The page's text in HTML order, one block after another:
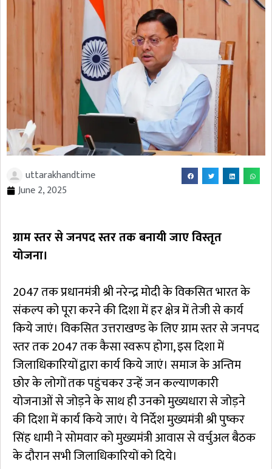
uttarakhandtime
June 2, 2025
ग्राम स्तर से जनपद स्तर तक बनायी जाए विस्तृत
योजना।
2047 तक प्रधानमंत्री श्री नरेन्द्र मोदी के विकसित भारत के
संकल्प को पूरा करने की दिशा में हर क्षेत्र में तेजी से कार्य
किये जाएं। विकसित उत्तराखण्ड के लिए ग्राम स्तर से जनपद
स्तर तक 2047 तक कैसा स्वरूप होगा, इस दिशा में
जिलाधिकारियों द्वारा कार्य किये जाएं। समाज के अन्तिम
छोर के लोगों तक पहुंचकर उन्हें जन कल्याणकारी
योजनाओं से जोड़ने के साथ ही उनको मुख्यधारा से जोड़ने
की दिशा में कार्य किये जाएं। ये निर्देश मुख्यमंत्री श्री पुष्कर
सिंह धामी ने सोमवार को मुख्यमंत्री आवास से वर्चुअल बैठक
के दौरान सभी जिलाधिकारियों को दिये।